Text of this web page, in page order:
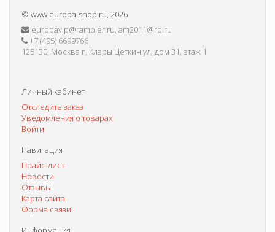
© www.europa-shop.ru, 2026
europavip@rambler.ru, am2011@ro.ru
+7 (495) 6699766
125130, Москва г, Клары Цеткин ул, дом 31, этаж 1
Личный кабинет
Отследить заказ
Уведомления о товарах
Войти
Навигация
Прайс-лист
Новости
Отзывы
Карта сайта
Форма связи